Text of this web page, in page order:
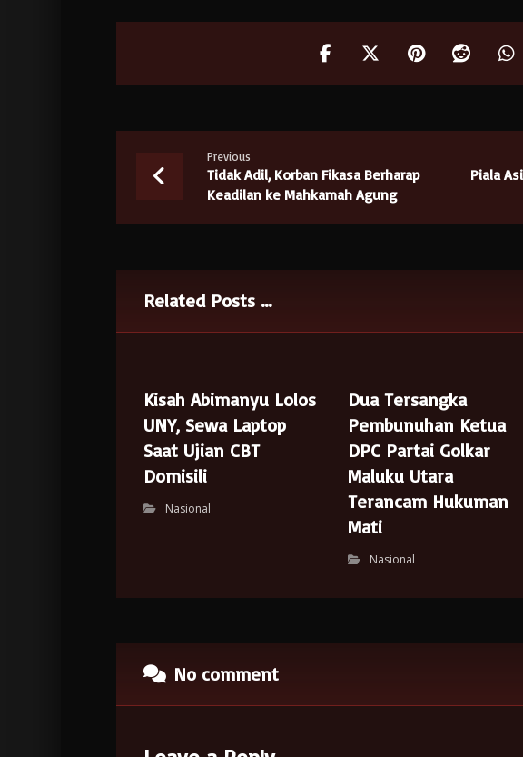
Previous
Tidak Adil, Korban Fikasa Berharap
Keadilan ke Mahkamah Agung
Piala
Related Posts ...
Kisah Abimanyu Lolos
UNY, Sewa Laptop
Saat Ujian CBT
Domisili
Nasional
Dua Tersangka
Pembunuhan Ketua
DPC Partai Golkar
Maluku Utara
Terancam Hukuman
Mati
Nasional
No comment